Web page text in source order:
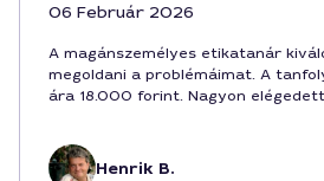
06 Február 2026
A magánszemélyes etikatanár
megoldani a problémáimat. A
ára 18.000 forint. Nagyon
Henrik B.